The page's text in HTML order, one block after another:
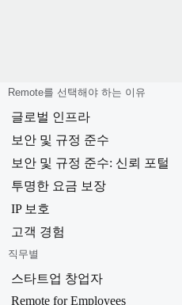
Remote를 선택해야 하는 이유
글로벌 인프라
보안 및 규정 준수
보안 및 규정 준수: 신뢰 포털
투명한 요금 보장
IP 보호
고객 경험
직무별
스타트업 창업자
Remote for Employees